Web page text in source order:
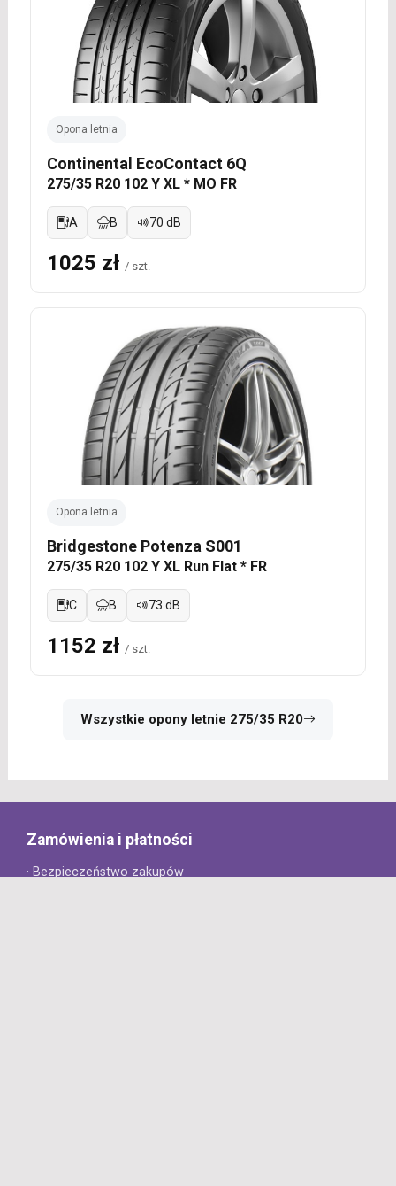
Opona letnia
Continental EcoContact 6Q
275/35 R20 102 Y XL * MO FR
A B 70 dB
1025 zł / szt.
Opona letnia
Bridgestone Potenza S001
275/35 R20 102 Y XL Run Flat * FR
C B 73 dB
1152 zł / szt.
Wszystkie opony letnie 275/35 R20
Zamówienia i płatności
· Bezpieczeństwo zakupów